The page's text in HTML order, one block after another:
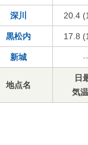
深川 20.4
黒松内 17.8
新城
地点名
日
気